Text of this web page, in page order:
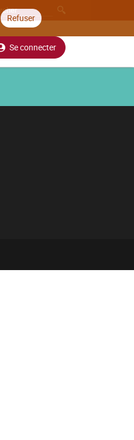
Refuser
Se connecter